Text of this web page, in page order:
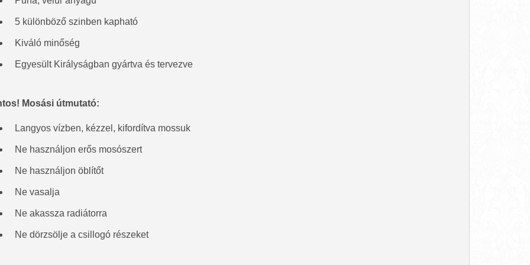
5 különböző szinben kapható
Kiváló minőség
Egyesült Királyságban gyártva és tervezve
Mosási útmutató:
Langyos vízben, kézzel, kifordítva mossuk
Ne használjon erős mosószert
Ne használjon öblítőt
Ne vasalja
Ne akassza radiátorra
Ne dörzsölje a csillogó részeket